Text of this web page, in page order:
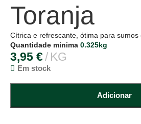
Toranja
Cítrica e refrescante, ótima para sumos
Quantidade minima 0.325kg
3,95 € KG
Em stock
Adicionar